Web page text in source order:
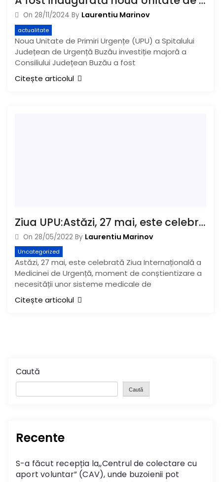
On 28/11/2024 By Laurentiu Marinov
actualitate
Noua Unitate de Primiri Urgențe (UPU) a Spitalului
Județean de Urgență Buzău investiție majoră a
Consiliului Județean Buzău a fost
Citește articolul
Ziua UPU:Astăzi, 27 mai, este celebrată Ziua Internațională a Medicinei de Urgență, moment de conștientizare a necesității unor sisteme medicale de urgență bine dezvoltate
On 28/05/2022 By Laurentiu Marinov
Uncategorized
Astăzi, 27 mai, este celebrată Ziua Internațională a
Medicinei de Urgență, moment de conștientizare a
necesității unor sisteme medicale de
Citește articolul
Caută
Caută
Recente
S-a făcut recepția la,,Centrul de colectare cu
aport voluntar” (CAV), unde buzoienii pot